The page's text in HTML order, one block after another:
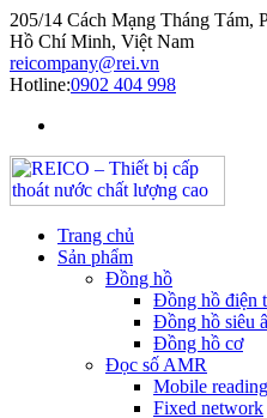
205/14 Cách Mạng Tháng Tám,
Hồ Chí Minh, Việt Nam
reicompany@rei.vn
Hotline:0902 404 998
Trang chủ
Sản phẩm
Đồng hồ
Đồng hồ điện
Đồng hồ siêu
Đồng hồ cơ
Đọc số AMR
Mobile reading
Fixed network